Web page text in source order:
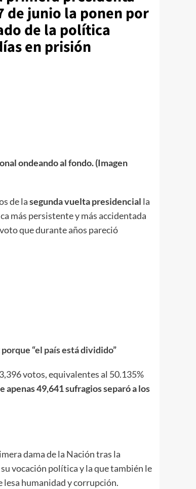
de junio la ponen por
de la política
en prisión
ondeando al fondo. (Imagen
de lasegunda vuelta presidencial la
más persistente y más accidentada
que durante años pareció
“el país está dividido”
votos, equivalentes al 50.135%
apenas 49,641 sufragios separó a los
dama de la Nación tras la
vocación política y la que también le
lesa humanidad y corrupción.